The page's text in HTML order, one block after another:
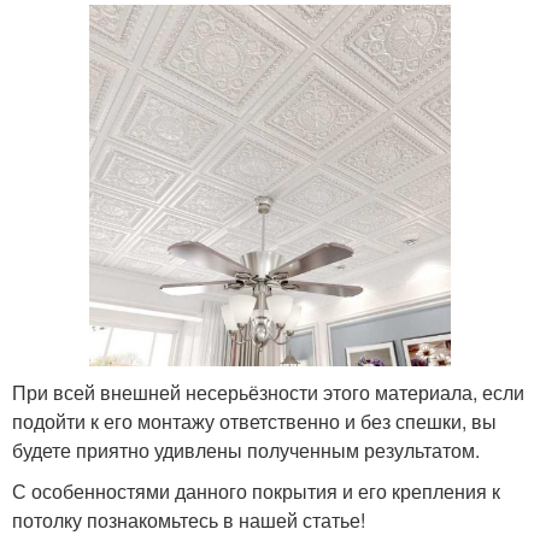
При всей внешней несерьёзности этого материала, если
подойти к его монтажу ответственно и без спешки, вы
будете приятно удивлены полученным результатом.
С особенностями данного покрытия и его крепления к
потолку познакомьтесь в нашей статье!